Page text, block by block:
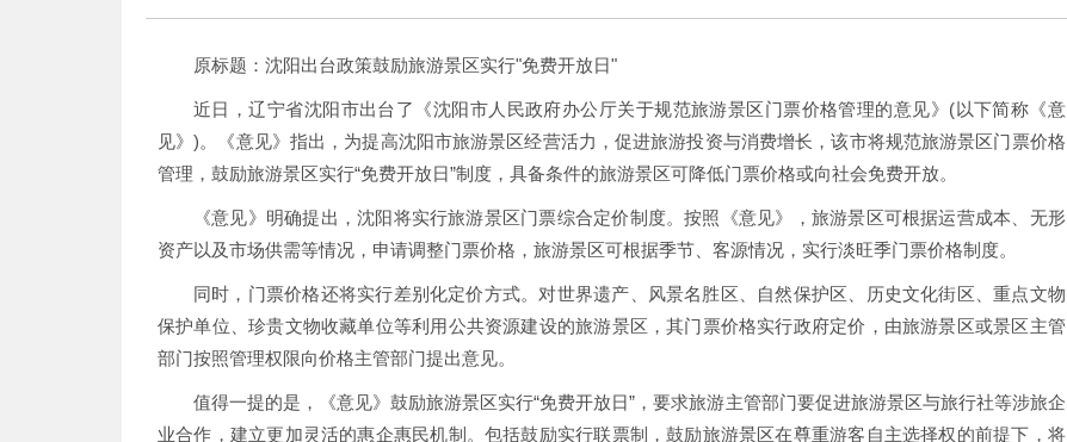
原标题：沈阳出台政策鼓励旅游景区实行"免费开放日"
近日，辽宁省沈阳市出台了《沈阳市人民政府办公厅关于规范旅游景区门票价格管理的意见》(以下简称《意
见》)。《意见》指出，为提高沈阳市旅游景区经营活力，促进旅游投资与消费增长，该市将规范旅游景区门票价格
管理，鼓励旅游景区实行“免费开放日”制度，具备条件的旅游景区可降低门票价格或向社会免费开放。
《意见》明确提出，沈阳将实行旅游景区门票综合定价制度。按照《意见》，旅游景区可根据运营成本、无形
资产以及市场供需等情况，申请调整门票价格，旅游景区可根据季节、客源情况，实行淡旺季门票价格制度。
同时，门票价格还将实行差别化定价方式。对世界遗产、风景名胜区、自然保护区、历史文化街区、重点文物
保护单位、珍贵文物收藏单位等利用公共资源建设的旅游景区，其门票价格实行政府定价，由旅游景区或景区主管
部门按照管理权限向价格主管部门提出意见。
值得一提的是，《意见》鼓励旅游景区实行“免费开放日”，要求旅游主管部门要促进旅游景区与旅行社等涉旅企
业合作，建立更加灵活的惠企惠民机制。包括鼓励实行联票制，鼓励旅游景区在尊重游客自主选择权的前提下，将